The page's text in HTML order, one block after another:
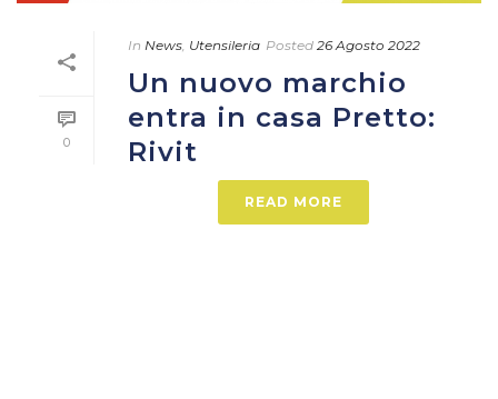
0
In News, Utensileria Posted 26 Agosto 2022
Un nuovo marchio
entra in casa Pretto:
Rivit
READ MORE